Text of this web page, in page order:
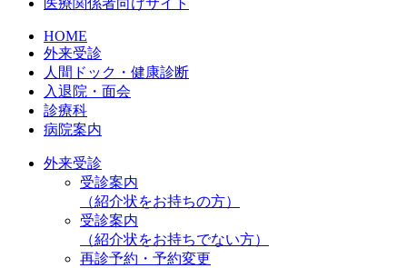
HOME
外来受診
人間ドック・健康診断
入退院・面会
診療科
病院案内
外来受診
受診案内
（紹介状をお持ちの方）
受診案内
（紹介状をお持ちでない方）
再診予約・予約変更